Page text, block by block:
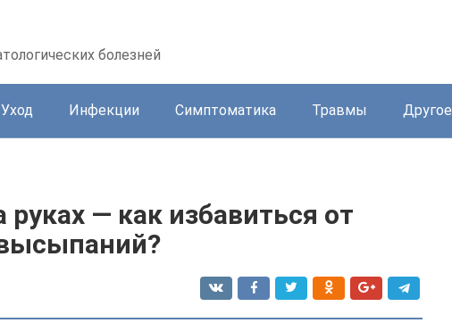
болезней
Уход Инфекции Симптоматика Травмы Другое
руках — как избавиться от